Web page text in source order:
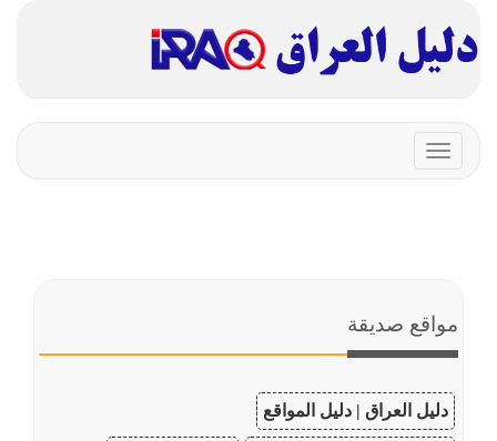
Toggle
navigation
مواقع صديقة
دليل العراق | دليل المواقع